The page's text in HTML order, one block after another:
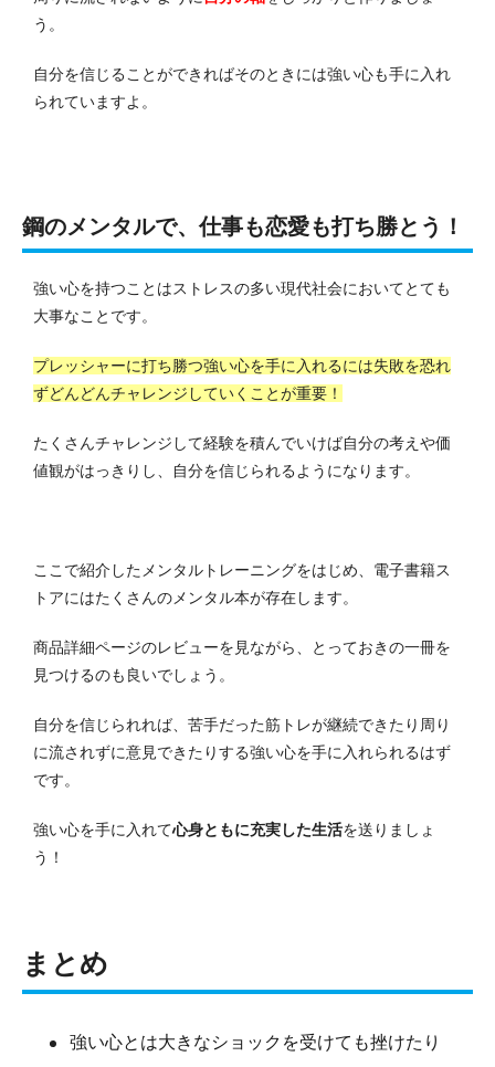
う。
自分を信じることができればそのときには強い心も手に入れ
られていますよ。
鋼のメンタルで、仕事も恋愛も打ち勝とう！
強い心を持つことはストレスの多い現代社会においてとても
大事なことです。
プレッシャーに打ち勝つ強い心を手に入れるには失敗を恐れ
ずどんどんチャレンジしていくことが重要！
たくさんチャレンジして経験を積んでいけば自分の考えや価
値観がはっきりし、自分を信じられるようになります。
ここで紹介したメンタルトレーニングをはじめ、 電子書籍ス
トアにはたくさんのメンタル本が存在します。
商品詳細ページのレビューを見ながら、とっておきの一冊を
見つけるのも良いでしょう。
自分を信じられれば、苦手だった筋トレが継続できたり周り
に流されずに意見できたりする強い心を手に入れられるはず
です。
強い心を手に入れて心身ともに充実した生活を送りましょ
う！
まとめ
強い心とは大きなショックを受けても挫けたり